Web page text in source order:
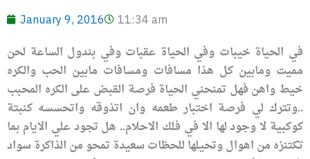
January 9, 2016 11:34 am
في الحياة خيبات وفي الحياة عقبات وفي بندول الساعة لحن
مميت ومابين كل هذا مسافات ومسافات مابين الحب والكره
خيط واهن فهل تمنحني الحياة فرصة القبض على الكره المحبب
..وتترك لي فرصة اختبار طعمه وان اتذوقه واتحسسه كنبتة
كوكبية لا وجود لها الا في فلك الاحلام.. هل تجود علي الايام بما
تكتنزه من اهوال وتحيلها للحظات سعيدة تمحو من الذاكرة سواد